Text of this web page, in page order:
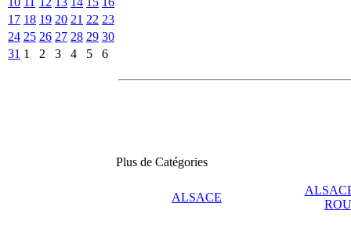
17 18 19 20 21 22 23
24 25 26 27 28 29 30
31 1 2 3 4 5 6
Plus de Catégories
ALSACE